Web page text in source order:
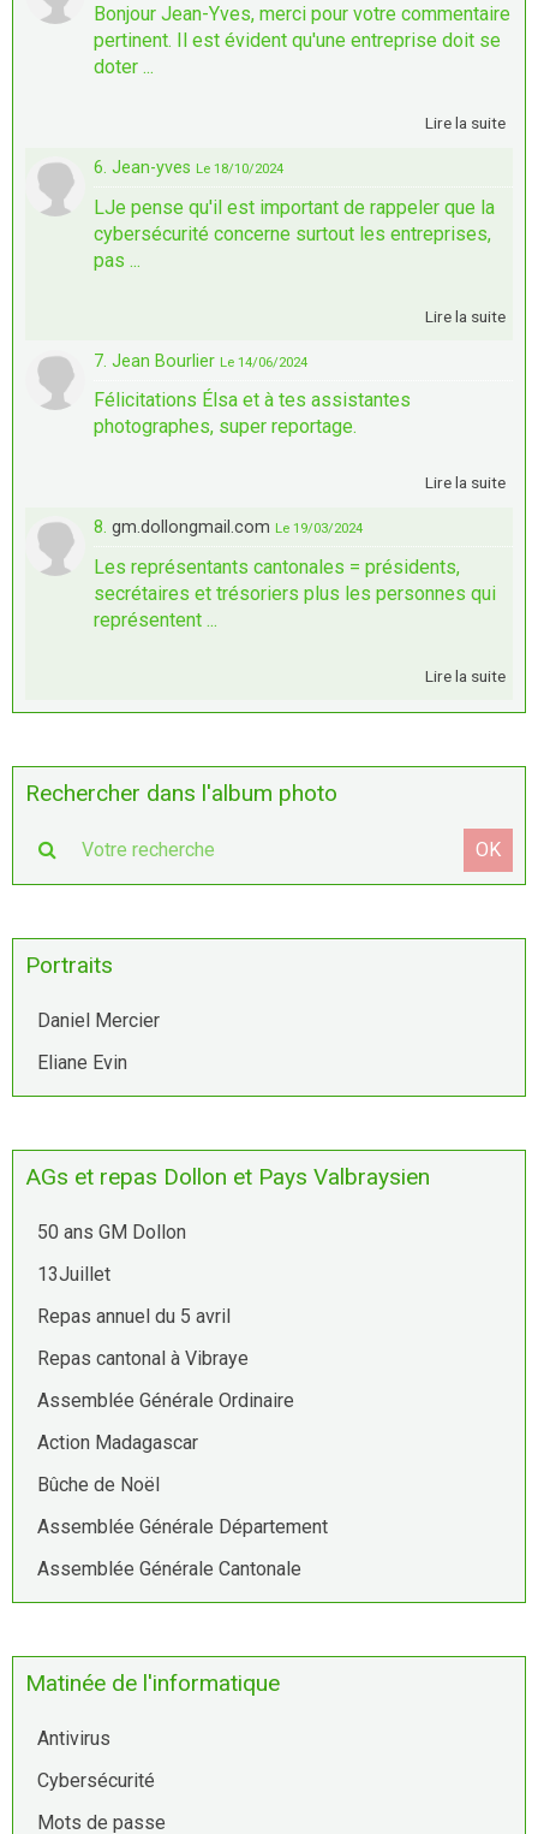
Bonjour Jean-Yves, merci pour votre commentaire
pertinent. Il est évident qu'une entreprise doit se
doter ...
Lire la suite
6. Jean-yves Le 18/10/2024
LJe pense qu'il est important de rappeler que la
cybersécurité concerne surtout les entreprises,
pas ...
Lire la suite
7. Jean Bourlier Le 14/06/2024
Félicitations Élsa et à tes assistantes
photographes, super reportage.
Lire la suite
8. gm.dollongmail.com Le 19/03/2024
Les représentants cantonales = présidents,
secrétaires et trésoriers plus les personnes qui
représentent ...
Lire la suite
Rechercher dans l'album photo
OK
Portraits
Daniel Mercier
Eliane Evin
AGs et repas Dollon et Pays Valbraysien
50 ans GM Dollon
13Juillet
Repas annuel du 5 avril
Repas cantonal à Vibraye
Assemblée Générale Ordinaire
Action Madagascar
Bûche de Noël
Assemblée Générale Département
Assemblée Générale Cantonale
Matinée de l'informatique
Antivirus
Cybersécurité
Mots de passe